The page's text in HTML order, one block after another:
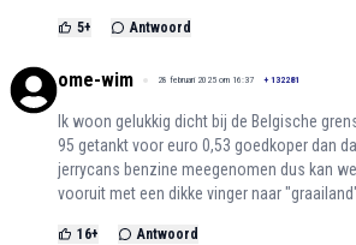
5+ Antwoord
ome-wim 28 februari 2025 om 16:37 + 132281
Ik woon gelukkig dicht bij de Belgische
95 getankt voor euro 0,53 goedkoper dan
jerrycans benzine meegenomen dus kan
vooruit met een dikke vinger naar
16+ Antwoord